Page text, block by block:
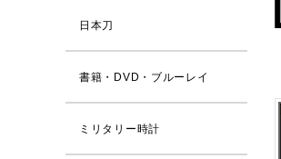
日本刀
書籍・DVD・ブルーレイ
ミリタリー時計